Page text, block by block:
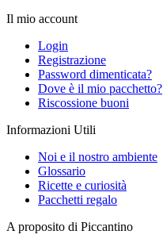
Il mio account
Login
Registrazione
Password dimenticata?
Dove è il mio pacchetto?
Riscossione buoni
Informazioni Utili
Noi e il nostro ambiente
Glossario
Ricette e curiosità
Pacchetti regalo
A proposito di Piccantino